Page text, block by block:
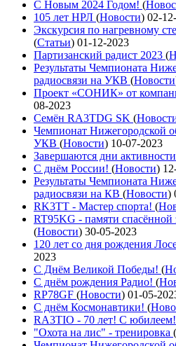
С Новым 2024 Годом! (
105 лет НРЛ (Новости) 02-
Экскурсия по нагревному
(Статьи) 01-12-2023
Партизанский радист 2023 (
Результаты Чемпионата
радиосвязи на УКВ (Новости
Проект «СОНИК» от
08-2023
Семён RA3TDG SK (
Чемпионат Нижегородской
УКВ (Новости) 10-07-2023
Завершаются дни активности
С днём России! (Новости)
Результаты Чемпионата
радиосвязи на КВ (Новости)
RK3TT - Мастер спорта! (
RT95KG - памяти спасённой
(Новости) 30-05-2023
120 лет со дня рождения
2023
С Днём Великой Победы! (
С днём рождения Радио! (
RP78GF (Новости) 01-05-
С днём Космонавтики! (
RA3TIO - 70 лет! С юбилеем!
"Охота на лис" - тренировка (